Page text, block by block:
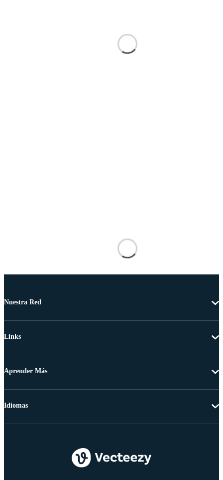
Nuestra Red
Links
Aprender Más
Idiomas